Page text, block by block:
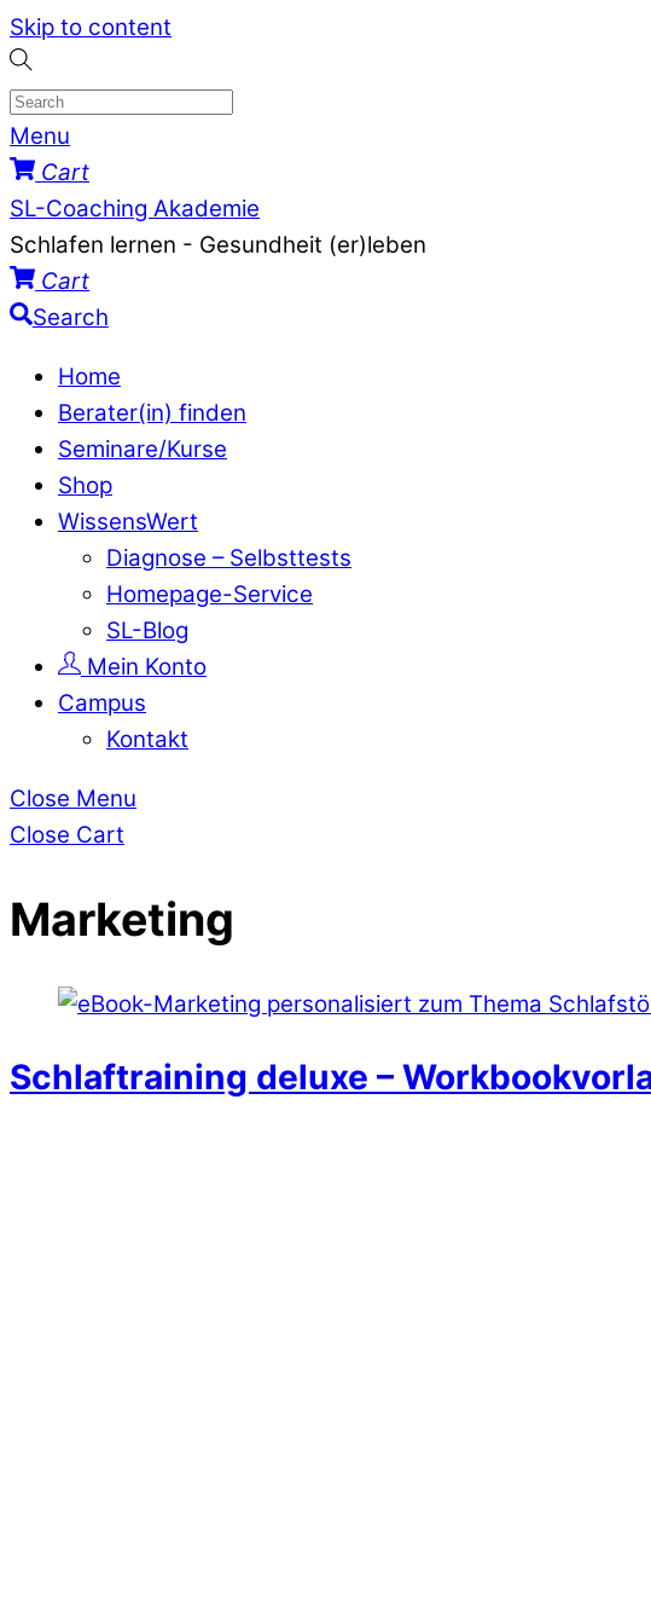
Skip to content
Menu
Cart
SL-Coaching Akademie
Schlafen lernen - Gesundheit (er)leben
Cart
Search
Home
Berater(in) finden
Seminare/Kurse
Shop
WissensWert
Diagnose – Selbsttests
Homepage-Service
SL-Blog
Mein Konto
Campus
Kontakt
Close Menu
Close Cart
Marketing
Schlaftraining deluxe –